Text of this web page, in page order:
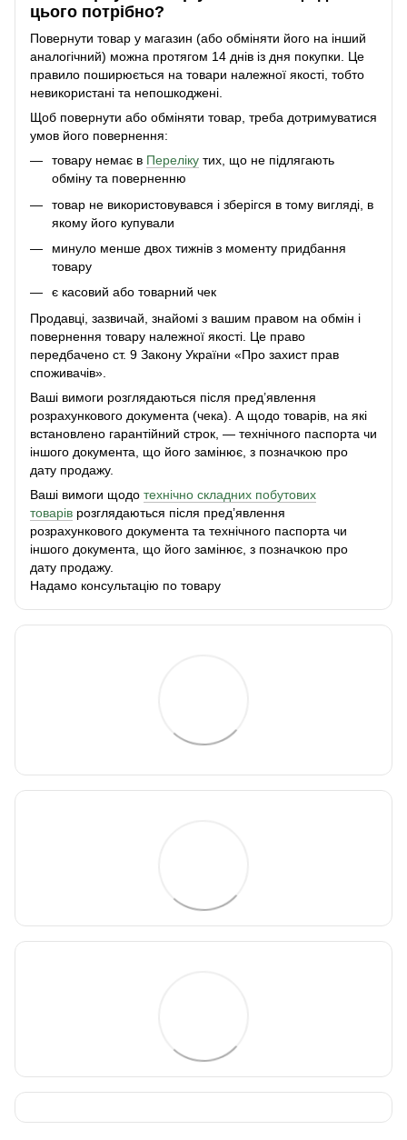
цього потрібно?
Повернути товар у магазин (або обміняти його на інший
аналогічний) можна протягом 14 днів із дня покупки. Це
правило поширюється на товари належної якості, тобто
невикористані та непошкоджені.
Щоб повернути або обміняти товар, треба дотримуватися
умов його повернення:
товару немає в Переліку тих, що не підлягають
обміну та поверненню
товар не використовувався і зберігся в тому вигляді, в
якому його купували
минуло менше двох тижнів з моменту придбання
товару
є касовий або товарний чек
Продавці, зазвичай, знайомі з вашим правом на обмін і
повернення товару належної якості. Це право
передбачено ст. 9 Закону України «Про захист прав
споживачів».
Ваші вимоги розглядаються після пред’явлення
розрахункового документа (чека). А щодо товарів, на які
встановлено гарантійний строк, — технічного паспорта чи
іншого документа, що його замінює, з позначкою про
дату продажу.
Ваші вимоги щодо технічно складних побутових
товарів розглядаються після пред’явлення
розрахункового документа та технічного паспорта чи
іншого документа, що його замінює, з позначкою про
дату продажу.
Надамо консультацію по товару